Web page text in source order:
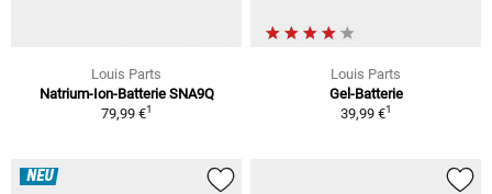
Louis Parts
Natrium-Ion-Batterie SNA9Q
79,99 €1
Louis Parts
Gel-Batterie
39,99 €1
NEU